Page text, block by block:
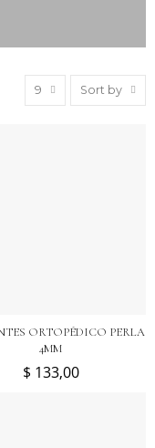
9 Sort by
ORTOPÉDICO PERLA
4MM
$ 133,00